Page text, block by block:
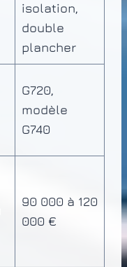
isolation,
double
plancher
G720,
modèle
G740
90 000 à 120
000 €